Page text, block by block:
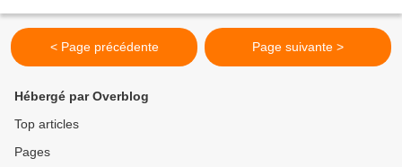
< Page précédente Page suivante >
Hébergé par Overblog
Top articles
Pages